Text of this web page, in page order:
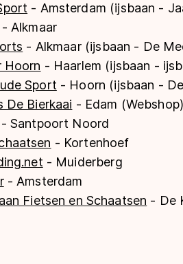
- Amsterdam (ijsbaan -
- Alkmaar
- Alkmaar (ijsbaan - De
Hoorn - Haarlem (ijsbaan -
Sport - Hoorn (ijsbaan -
De Bierkaai - Edam (Webshop)
- Santpoort Noord
- Kortenhoef
- Muiderberg
- Amsterdam
Fietsen en Schaatsen - De